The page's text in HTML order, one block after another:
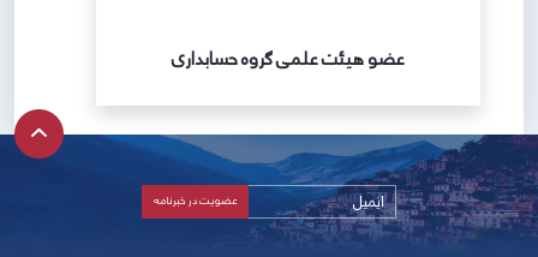
عضو هیئت علمی گروه حسابداری